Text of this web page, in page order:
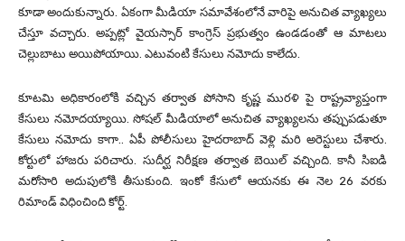
కూడా అందుకున్నారు. ఏకంగా మీడియా సమావేశంలోనే వారిపై అనుచిత వ్యాఖ్యలు
చేస్తూ వచ్చారు. అప్పట్లో వైయస్సార్ కాంగ్రెస్ ప్రభుత్వం ఉండడంతో ఆ మాటలు
చెల్లుబాటు అయిపోయాయి. ఎటువంటి కేసులు నమోదు కాలేదు.
కూటమి అధికారంలోకి వచ్చిన తర్వాత పోసాని కృష్ణ మురళి పై రాష్ట్రవ్యాప్తంగా
కేసులు నమోదయ్యాయి. సోషల్ మీడియాలో అనుచిత వ్యాఖ్యలను తప్పుపడుతూ
కేసులు నమోదు కాగా.. ఏపీ పోలీసులు హైదరాబాద్ వెళ్లి మరి అరెస్టులు చేశారు.
కోర్టులో హాజరు పరిచారు. సుదీర్ఘ నిరీక్షణ తర్వాత బెయిల్ వచ్చింది. కానీ సిఐడి
మరోసారి అదుపులోకి తీసుకుంది. ఇంకో కేసులో ఆయనకు ఈ నెల 26 వరకు
రిమాండ్ విధించింది కోర్ట్.